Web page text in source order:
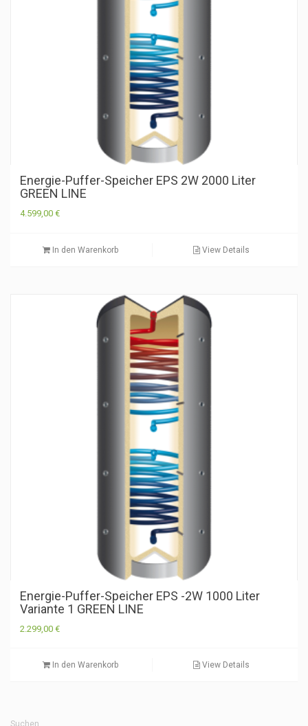
Energie-Puffer-Speicher EPS 2W 2000 Liter
GREEN LINE
4.599,00 €
In den Warenkorb View Details
Energie-Puffer-Speicher EPS -2W 1000 Liter
Variante 1 GREEN LINE
2.299,00 €
In den Warenkorb View Details
Suchen